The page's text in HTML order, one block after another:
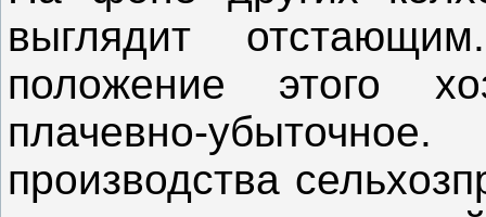
выглядит
положение этого
плачевно-
производства